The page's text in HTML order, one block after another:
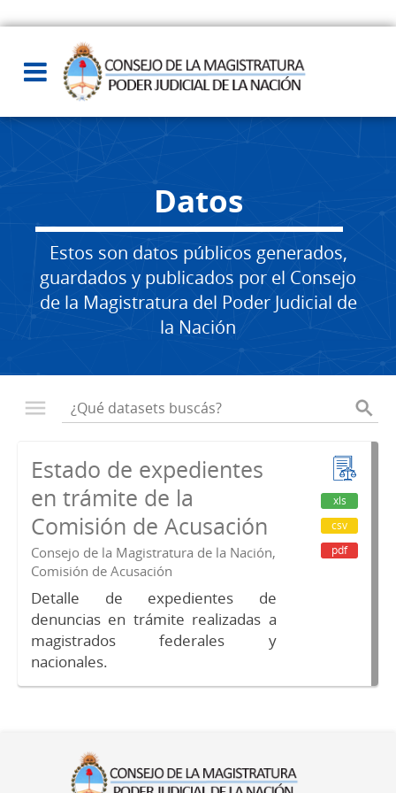
Datos
Estos son datos públicos generados,
guardados y publicados por el Consejo
de la Magistratura del Poder Judicial de
la Nación
Estado de expedientes
en trámite de la
Comisión de Acusación
Consejo de la Magistratura de la Nación,
Comisión de Acusación
Detalle de expedientes de
denuncias en trámite realizadas a
magistrados federales y
nacionales.
xls
csv
pdf